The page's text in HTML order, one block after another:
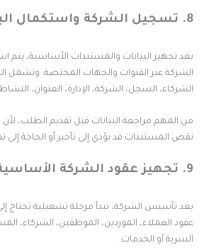
تجهيز البيانات والمستندات الأساسية، يتم
عبر القنوات والجهات المختصة. وتشمل
السجل، الشركة، الإدارة، العنوان، النشاط،
المهم مراجعة البيانات قبل تقديم الطلب، لأن
المستندات قد يؤدي إلى تأخير أو الحاجة إلى
تأسيس الشركة، تبدأ مرحلة تشغيلية تحتاج إلى
العملاء، الموردين، الموظفين، الشركاء،
أو الخدمات.